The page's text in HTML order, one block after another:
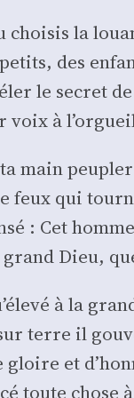
choi­sis la
des
le secret
voix à
ta main
feux qui
: Cet
grand Dieu,
à la
terre il
gloire et
toute chose